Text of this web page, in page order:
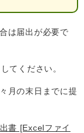
は届出が必要で
てください。
月の末日までに提
書 [Excelファイ